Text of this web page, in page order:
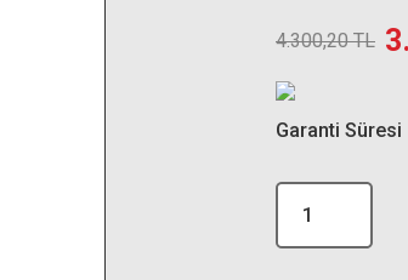
4.300,20 TL
Garanti Süresi